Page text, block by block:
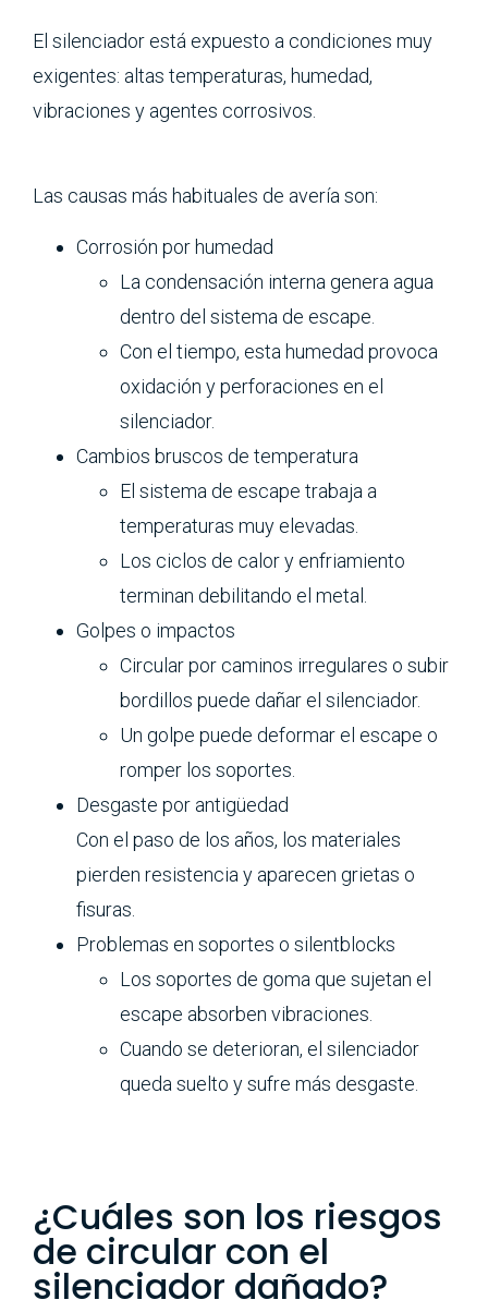
El silenciador está expuesto a condiciones muy
exigentes: altas temperaturas, humedad,
vibraciones y agentes corrosivos.
Las causas más habituales de avería son:
Corrosión por humedad
La condensación interna genera agua
dentro del sistema de escape.
Con el tiempo, esta humedad provoca
oxidación y perforaciones en el
silenciador.
Cambios bruscos de temperatura
El sistema de escape trabaja a
temperaturas muy elevadas.
Los ciclos de calor y enfriamiento
terminan debilitando el metal.
Golpes o impactos
Circular por caminos irregulares o subir
bordillos puede dañar el silenciador.
Un golpe puede deformar el escape o
romper los soportes.
Desgaste por antigüedad
Con el paso de los años, los materiales
pierden resistencia y aparecen grietas o
fisuras.
Problemas en soportes o silentblocks
Los soportes de goma que sujetan el
escape absorben vibraciones.
Cuando se deterioran, el silenciador
queda suelto y sufre más desgaste.
¿Cuáles son los riesgos
de circular con el
silenciador dañado?